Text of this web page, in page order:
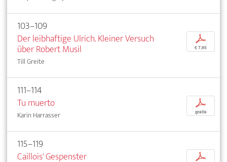
103–109
Der leibhaftige Ulrich. Kleiner Versuch
über Robert Musil
Till Greite
p
€ 7,95
111–114
Tu muerto
Karin Harrasser
p
gratis
115–119
Caillois' Gespenster
p